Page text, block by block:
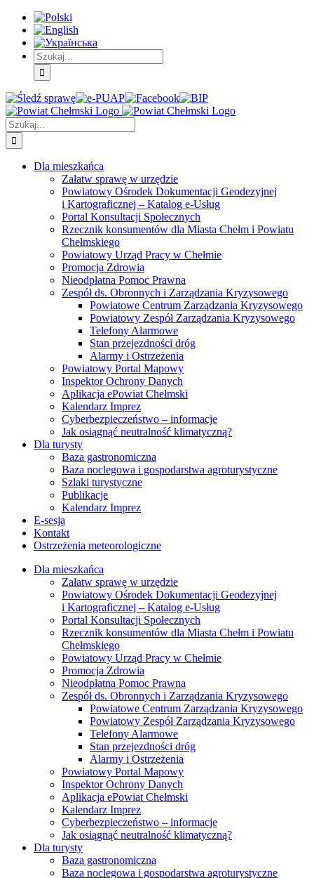
Skip
Treść
główna
Skip
Menu
główne
Skip
Menu
dodatkowe
Szukaj
Śledź
sprawę
E-
PUAP
Facebook BIP Instagram
Szukaj
Dla mieszkańca
Załatw sprawę w urzędzie
Powiatowy Ośrodek Dokumentacji Geodezyjnej
i Kartograficznej – Katalog e-Usług
Portal Konsultacji Społecznych
Rzecznik konsumentów dla Miasta Chełm i Powiatu
Chełmskiego
Powiatowy Urząd Pracy w Chełmie
Promocja Zdrowia
Nieodpłatna Pomoc Prawna
Zespół ds. Obronnych i Zarządzania Kryzysowego
Powiatowe Centrum Zarządzania Kryzysowego
Powiatowy Zespół Zarządzania Kryzysowego
Telefony Alarmowe
Stan przejezdności dróg
Alarmy i Ostrzeżenia
Powiatowy Portal Mapowy
Inspektor Ochrony Danych
Aplikacja ePowiat Chełmski
Kalendarz Imprez
Cyberbezpieczeństwo – informacje
Jak osiągnąć neutralność klimatyczną?
Dla turysty
Baza gastronomiczna
Baza noclegowa i gospodarstwa agroturystyczne
Szlaki turystyczne
Publikacje
Kalendarz Imprez
E-sesja
Kontakt
Ostrzeżenia meteorologiczne
Dla mieszkańca
Załatw sprawę w urzędzie
Powiatowy Ośrodek Dokumentacji Geodezyjnej
i Kartograficznej – Katalog e-Usług
Portal Konsultacji Społecznych
Rzecznik konsumentów dla Miasta Chełm i Powiatu
Chełmskiego
Powiatowy Urząd Pracy w Chełmie
Promocja Zdrowia
Nieodpłatna Pomoc Prawna
Zespół ds. Obronnych i Zarządzania Kryzysowego
Powiatowe Centrum Zarządzania Kryzysowego
Powiatowy Zespół Zarządzania Kryzysowego
Telefony Alarmowe
Stan przejezdności dróg
Alarmy i Ostrzeżenia
Powiatowy Portal Mapowy
Inspektor Ochrony Danych
Aplikacja ePowiat Chełmski
Kalendarz Imprez
Cyberbezpieczeństwo – informacje
Jak osiągnąć neutralność klimatyczną?
Dla turysty
Baza gastronomiczna
Baza noclegowa i gospodarstwa agroturystyczne